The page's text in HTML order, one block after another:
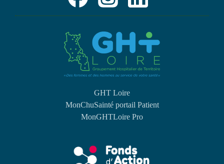
GHT Loire
MonChuSainté portail Patient
MonGHTLoire Pro